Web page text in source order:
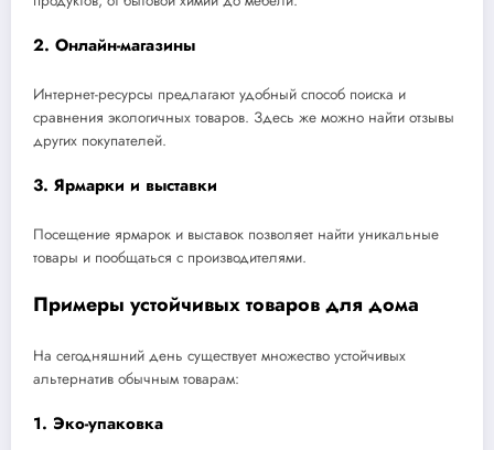
2. Онлайн-магазины
Интернет-ресурсы предлагают удобный способ поиска и
сравнения экологичных товаров. Здесь же можно найти отзывы
других покупателей.
3. Ярмарки и выставки
Посещение ярмарок и выставок позволяет найти уникальные
товары и пообщаться с производителями.
Примеры устойчивых товаров для дома
На сегодняшний день существует множество устойчивых
альтернатив обычным товарам:
1. Эко-упаковка